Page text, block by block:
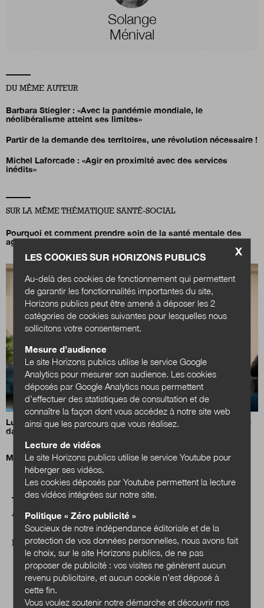
Solange
Ménival
DU MÊME AUTEUR
Barbara Stiegler : «Avec la pandémie mondiale, le
néolibéralisme atteint ses limites»
Partir de la demande des territoires, une révolution nécessaire !
Michel Laforcade : «Agir en proximité avec des services
inédits»
SUR LA MÊME THÉMATIQUE SANTÉ-SOCIAL
Pourquoi et comment prendre soin de la santé mentale des
agents ?
Luc Carvounas appelle à inscrire l’action sociale de proximité
dans la durée
Mission santé ! L’exemple néerlandais de Health~Holland
A LIRE AUSSI
DOSSIER
X
LES COOKIES SUR HORIZONS PUBLICS
Au-delà des cookies de fonctionnement qui permettent
de garantir les fonctionnalités importantes du site,
Horizons publics peut être amené à déposer les 2
catégories de cookies suivantes pour lesquelles nous
sollicitons votre consentement.
Mesure d’audience
Le site Horizons publics utilise le service Google
Analytics pour mesurer son audience. Les cookies
déposés par Google Analytics nous permettent
d’effectuer des statistiques de consultation et de
connaître la façon dont vous accédez à notre site web
ainsi que les parcours que vous réalisez.
Lecture de vidéos
Le site Horizons publics utilise le service Youtube pour
héberger ses vidéos.
Les cookies déposés par Youtube permettent la lecture
des vidéos intégrées sur notre site.
Politique « Zéro publicité »
Soucieux de notre indépendance éditoriale et de la
protection de vos données personnelles, nous avons fait
le choix, sur le site Horizons publics, de ne pas
proposer de publicité : vos visites ne génèrent aucun
revenu publicitaire, et aucun cookie n’est déposé à
cette fin.
Vous voulez soutenir notre démarche et découvrir nos